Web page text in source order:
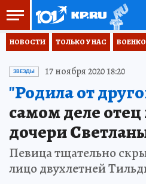
НОВОСТИ ТОЛЬКО У НАС
ЗВЕЗДЫ 17 ноября 2020 18:20
"Родила от
самом деле
дочери
Певица тщательно
лицо двухлетней